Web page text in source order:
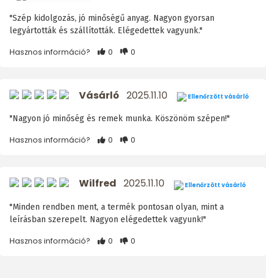
"Szép kidolgozás, jó minőségű anyag. Nagyon gyorsan
legyártották és szállították. Elégedettek vagyunk."
Hasznos információ? 0 0
Vásárló 2025.11.10 Ellenőrzött vásárló
"Nagyon jó minőség és remek munka. Köszönöm szépen!"
Hasznos információ? 0 0
Wilfred 2025.11.10 Ellenőrzött vásárló
"Minden rendben ment, a termék pontosan olyan, mint a
leírásban szerepelt. Nagyon elégedettek vagyunk!"
Hasznos információ? 0 0